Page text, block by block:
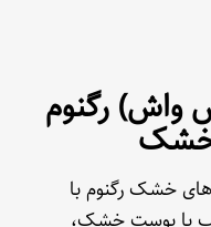
واش) رگنوم
خشک
خشک رگنوم با
با پوست خشک،